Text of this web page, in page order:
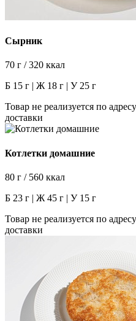
Сырник
70 г / 320 ккал
Б 15 г | Ж 18 г | У 25 г
Товар не реализуется по
доставки
Котлетки домашние
80 г / 560 ккал
Б 23 г | Ж 45 г | У 15 г
Товар не реализуется по
доставки